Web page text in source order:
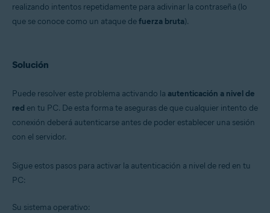
realizando intentos repetidamente para adivinar la contraseña (lo
que se conoce como un ataque defuerza bruta).
Solución
Puede resolver este problema activando la autenticación a nivel de
red en tu PC. De esta forma te aseguras de que cualquier intento de
conexión deberá autenticarse antes de poder establecer una sesión
con el servidor.
Sigue estos pasos para activar la autenticación a nivel de red en tu
PC:
Su sistema operativo: